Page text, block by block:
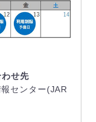
せ先
センター(JAR